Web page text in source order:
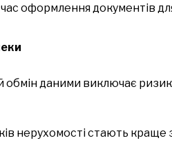
оформлення документів
обмін даними виключає
нерухомості стають